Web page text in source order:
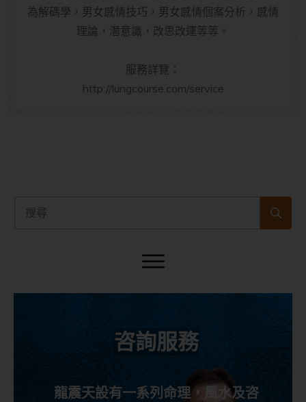
為解碼學，男女感情技巧，男女感情個案分析，感情
理論，潛意識，改思改運等等。
服務詳覽：
http://lungcourse.com/service
咨詢服務
龍震天設有一系列命理，風水及咨